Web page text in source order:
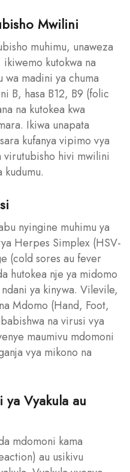
Mwilini
muhimu, unaweza
kutokwa na
madini ya chuma
B, hasa B12, B9 (folic
na kutokea kwa
Ikiwa unapata
kufanya vipimo vya
virutubisho hivi mwilini
kudumu.
nyingine muhimu ya
Herpes Simplex (HSV-
(cold sores au fever
hutokea nje ya midomo
ya kinywa. Vilevile,
Mdomo (Hand, Foot,
na virusi vya
maumivu mdomoni
vya mikono na
Vyakula au
mdomoni kama
au usikivu